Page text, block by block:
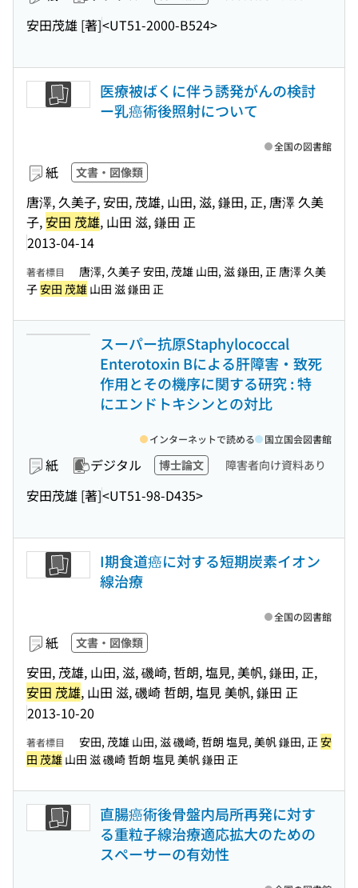
安田茂雄 [著]<UT51-2000-B524>
医療被ばくに伴う誘発がんの検討
ー乳癌術後照射について
紙 文書・図像類
唐澤, 久美子, 安田, 茂雄, 山田, 滋, 鎌田, 正, 唐澤 久美
子, 安田 茂雄, 山田 滋, 鎌田 正
2013-04-14
全国の図書館
著者標目
唐澤, 久美子 安田, 茂雄 山田, 滋 鎌田, 正 唐澤 久美
子安田 茂雄 山田 滋 鎌田 正
スーパー抗原Staphylococcal
Enterotoxin Bによる肝障害・致死
作用とその機序に関する研究 : 特
にエンドトキシンとの対比
紙 デジタル 博士論文 障害者向け資料あり
安田茂雄 [著]<UT51-98-D435>
インターネットで読める 国立国会図書館
I期食道癌に対する短期炭素イオン
線治療
紙 文書・図像類
安田, 茂雄, 山田, 滋, 磯崎, 哲朗, 塩見, 美帆, 鎌田, 正,
安田 茂雄, 山田 滋, 磯崎 哲朗, 塩見 美帆, 鎌田 正
2013-10-20
全国の図書館
著者標目 安田, 茂雄 山田, 滋 磯崎, 哲朗 塩見, 美帆 鎌田, 正安
田 茂雄 山田 滋 磯崎 哲朗 塩見 美帆 鎌田 正
直腸癌術後骨盤内局所再発に対す
る重粒子線治療適応拡大のための
スペーサーの有効性